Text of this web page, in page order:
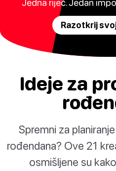
Razotkrij
Ideje za
Spremni za
rođendana? Ove 21
osmišljene su